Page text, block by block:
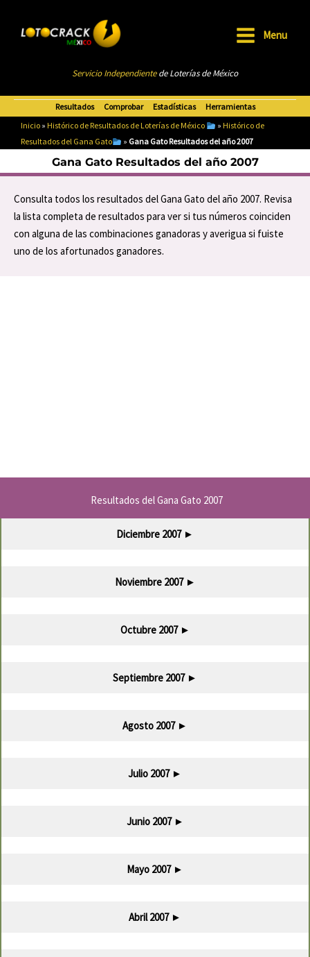
Main
Menu
Menu
Servicio Independientede Loterías de México
Resultados Comprobar Estadísticas
Herramientas
Inicio » Histórico de Resultados de Loterías de México » Histórico de
Resultados del Gana Gato
» Gana Gato Resultados del año 2007
Gana Gato Resultados del año 2007
Consulta todos los resultados del Gana Gato del año 2007. Revisa
la lista completa de resultados para ver si tus números coinciden
con alguna de las combinaciones ganadoras y averigua si fuiste
uno de los afortunados ganadores.
Resultados del Gana Gato 2007
Diciembre 2007 ►
Noviembre 2007 ►
Octubre 2007 ►
Septiembre 2007 ►
Agosto 2007 ►
Julio 2007 ►
Junio 2007 ►
Mayo 2007 ►
Abril 2007 ►